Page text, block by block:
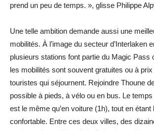
prend un peu de temps. », glisse Philippe
Une telle ambition demande aussi une
mobilités. À l’image du secteur d’Interlaken
plusieurs stations font partie du Magic Pass
les mobilités sont souvent gratuites ou à
touristes qui séjournent. Rejoindre Thoune
possible à pieds, à vélo ou en bus. Le
est le même qu’en voiture (1h), tout en étant
confortable. Entre ces deux villes, des